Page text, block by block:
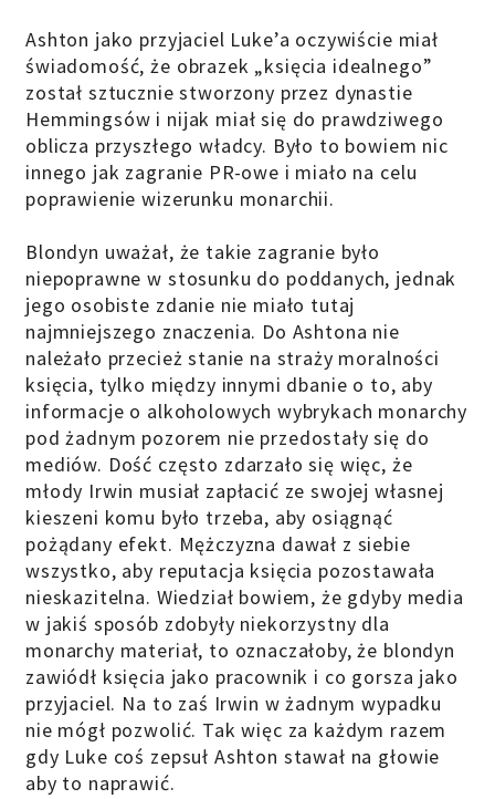
Ashton jako przyjaciel Luke’a oczywiście miał
świadomość, że obrazek „księcia idealnego”
został sztucznie stworzony przez dynastie
Hemmingsów i nijak miał się do prawdziwego
oblicza przyszłego władcy. Było to bowiem nic
innego jak zagranie PR-owe i miało na celu
poprawienie wizerunku monarchii.
Blondyn uważał, że takie zagranie było
niepoprawne w stosunku do poddanych, jednak
jego osobiste zdanie nie miało tutaj
najmniejszego znaczenia. Do Ashtona nie
należało przecież stanie na straży moralności
księcia, tylko między innymi dbanie o to, aby
informacje o alkoholowych wybrykach monarchy
pod żadnym pozorem nie przedostały się do
mediów. Dość często zdarzało się więc, że
młody Irwin musiał zapłacić ze swojej własnej
kieszeni komu było trzeba, aby osiągnąć
pożądany efekt. Mężczyzna dawał z siebie
wszystko, aby reputacja księcia pozostawała
nieskazitelna. Wiedział bowiem, że gdyby media
w jakiś sposób zdobyły niekorzystny dla
monarchy materiał, to oznaczałoby, że blondyn
zawiódł księcia jako pracownik i co gorsza jako
przyjaciel. Na to zaś Irwin w żadnym wypadku
nie mógł pozwolić. Tak więc za każdym razem
gdy Luke coś zepsuł Ashton stawał na głowie
aby to naprawić.